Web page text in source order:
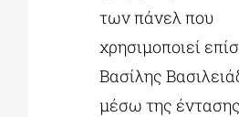
των πάνελ που
χρησιμοποιεί
Βασίλης
μέσω της